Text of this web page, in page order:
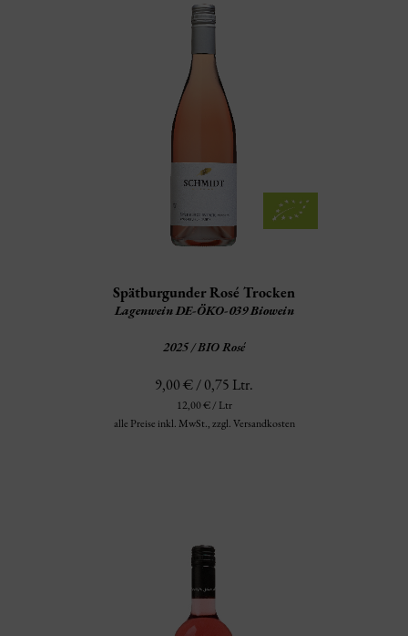
Spätburgunder Rosé Trocken
Lagenwein DE-ÖKO-039 Biowein
2025 / BIO Rosé
9,00 € / 0,75 Ltr.
12,00 € / Ltr
alle Preise inkl. MwSt.,zzgl. Versandkosten